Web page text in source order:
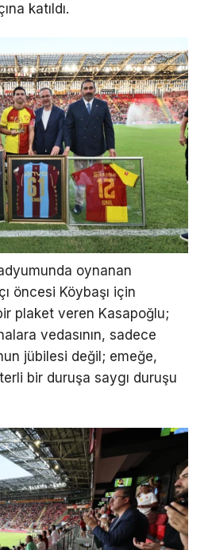
katıldı.
oynanan
öncesi Köybaşı için
plaket veren Kasapoğlu;
vedasının, sadece
jübilesi değil; emeğe,
bir duruşa saygı duruşu